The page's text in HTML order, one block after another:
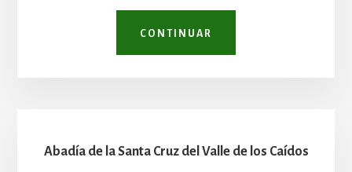
CONTINUAR
Abadía de la Santa Cruz del Valle de los Caídos